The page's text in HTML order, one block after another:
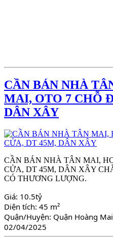
CẦN BÁN NHÀ
MAI, OTO 7 CHỖ
DÂN XÂY
CẦN BÁN NHÀ TÂN MAI,
CỬA, DT 45M, DÂN XÂY
CÓ THƯƠNG LƯỢNG.
Giá: 10.5tỷ
Diện tích: 45 m²
Quận/Huyện: Quận Hoàng Mai
02/04/2025